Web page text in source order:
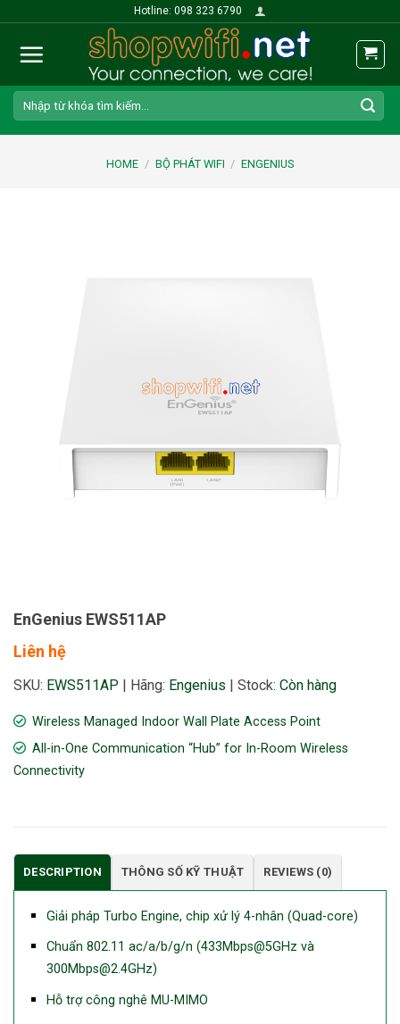
content
Hotline: 098 323 6790
Search
for:
HOME / BỘ PHÁT WIFI / ENGENIUS
EnGenius EWS511AP
Liên hệ
SKU: EWS511AP | Hãng: Engenius | Stock: Còn hàng
Wireless Managed Indoor Wall Plate Access Point
All-in-One Communication “Hub” for In-Room Wireless
Connectivity
DESCRIPTION THÔNG SỐ KỸ THUẬT REVIEWS (0)
Giải pháp Turbo Engine, chip xử lý 4-nhân (Quad-core)
Chuẩn 802.11 ac/a/b/g/n (433Mbps@5GHz và
300Mbps@2.4GHz)
Hỗ trợ công nghê MU-MIMO